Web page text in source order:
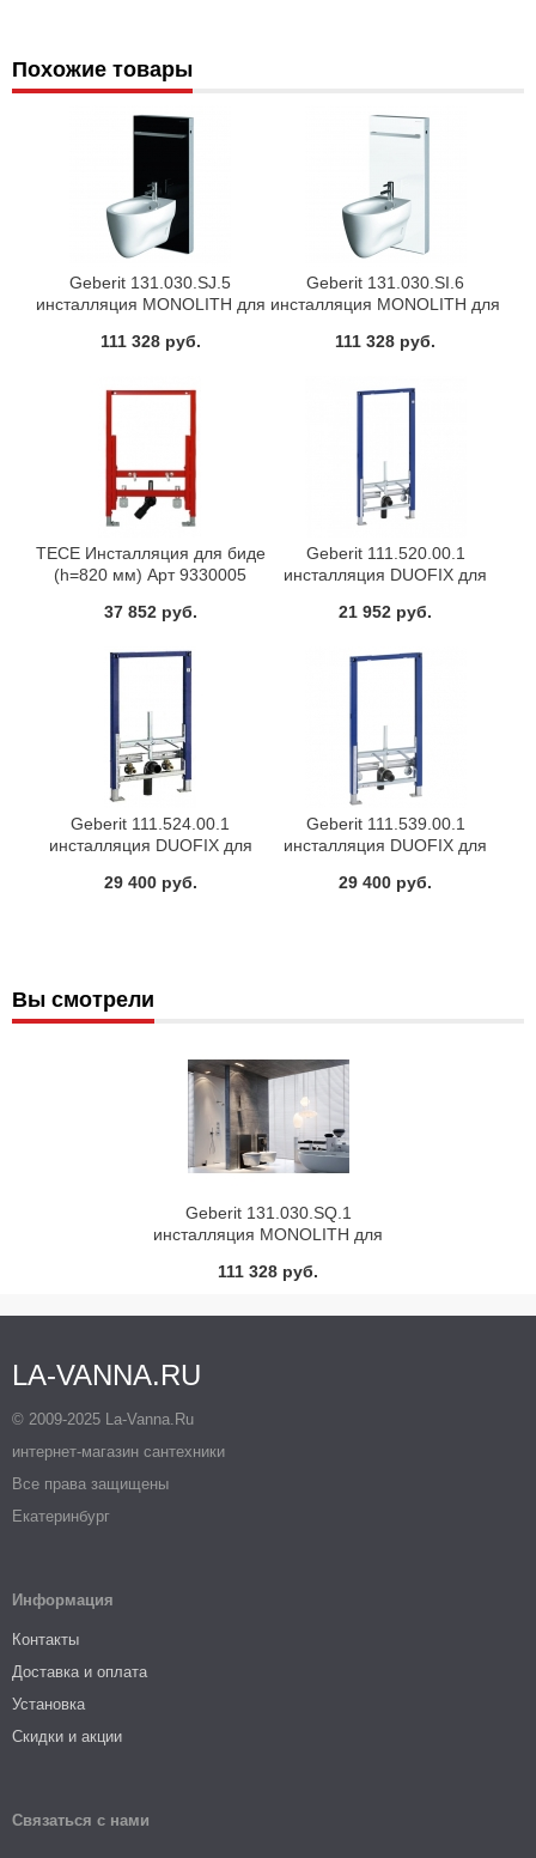
Похожие товары
Geberit 131.030.SJ.5
инсталляция MONOLITH для
111 328 руб.
Geberit 131.030.SI.6
инсталляция MONOLITH для
111 328 руб.
TECE Инсталляция для биде
(h=820 мм) Арт 9330005
37 852 руб.
Geberit 111.520.00.1
инсталляция DUOFIX для
21 952 руб.
Geberit 111.524.00.1
инсталляция DUOFIX для
29 400 руб.
Geberit 111.539.00.1
инсталляция DUOFIX для
29 400 руб.
Вы смотрели
Geberit 131.030.SQ.1
инсталляция MONOLITH для
111 328 руб.
LA-VANNA.RU
© 2009-2025 La-Vanna.Ru
интернет-магазин сантехники
Все права защищены
Екатеринбург
Информация
Контакты
Доставка и оплата
Установка
Скидки и акции
Связаться с нами